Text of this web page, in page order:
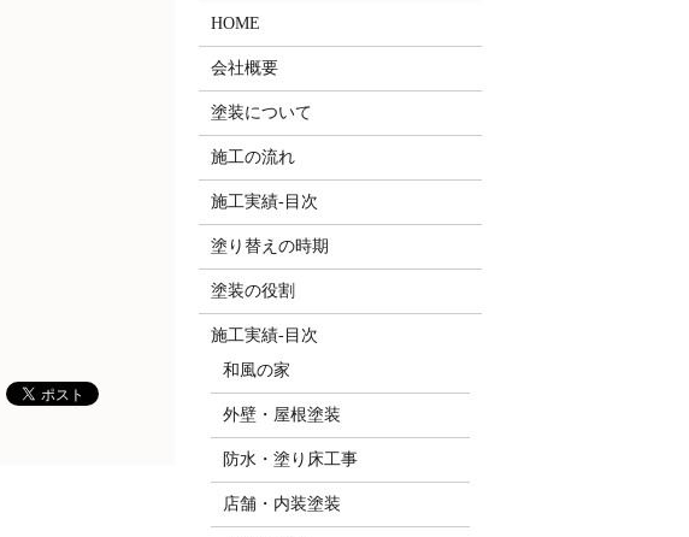
HOME
会社概要
塗装について
施工の流れ
施工実績-目次
塗り替えの時期
塗装の役割
施工実績-目次
和風の家
外壁・屋根塗装
防水・塗り床工事
店舗・内装塗装